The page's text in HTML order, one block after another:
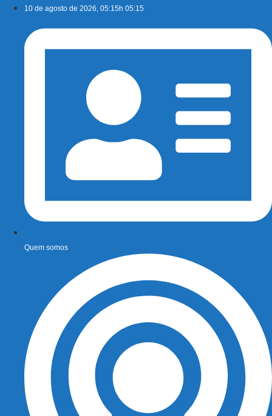
conteúdo
10 de agosto de 2026, 05:15h 05:15
Quem somos